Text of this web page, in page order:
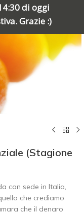
di oggi
Grazie :)
(Stagione
con sede in Italia,
che crediamo
che il denaro